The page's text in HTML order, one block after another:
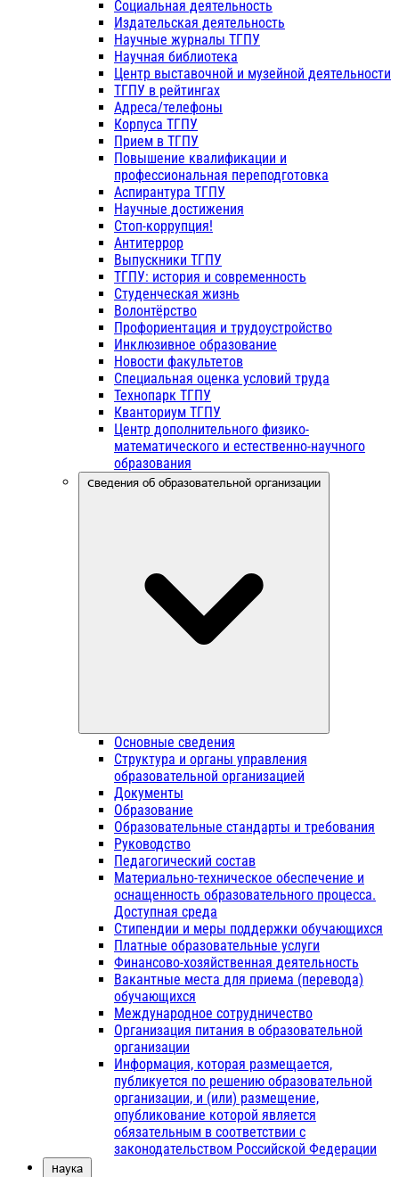
Социальная деятельность
Издательская деятельность
Научные журналы ТГПУ
Научная библиотека
Центр выставочной и музейной деятельности
ТГПУ в рейтингах
Адреса/телефоны
Корпуса ТГПУ
Прием в ТГПУ
Повышение квалификации и
профессиональная переподготовка
Аспирантура ТГПУ
Научные достижения
Стоп-коррупция!
Антитеррор
Выпускники ТГПУ
ТГПУ: история и современность
Студенческая жизнь
Волонтёрство
Профориентация и трудоустройство
Инклюзивное образование
Новости факультетов
Специальная оценка условий труда
Технопарк ТГПУ
Кванториум ТГПУ
Центр дополнительного физико-
математического и естественно-научного
образования
Сведения об образовательной организации
Основные сведения
Структура и органы управления
образовательной организацией
Документы
Образование
Образовательные стандарты и требования
Руководство
Педагогический состав
Материально-техническое обеспечение и
оснащенность образовательного процесса.
Доступная среда
Стипендии и меры поддержки обучающихся
Платные образовательные услуги
Финансово-хозяйственная деятельность
Вакантные места для приема (перевода)
обучающихся
Международное сотрудничество
Организация питания в образовательной
организации
Информация, которая размещается,
публикуется по решению образовательной
организации, и (или) размещение,
опубликование которой является
обязательным в соответствии с
законодательством Российской Федерации
Наука